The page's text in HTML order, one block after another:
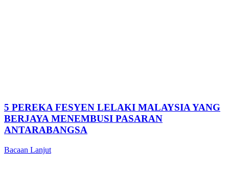
5 PEREKA FESYEN LELAKI MALAYSIA YANG
BERJAYA MENEMBUSI PASARAN
ANTARABANGSA
Bacaan Lanjut